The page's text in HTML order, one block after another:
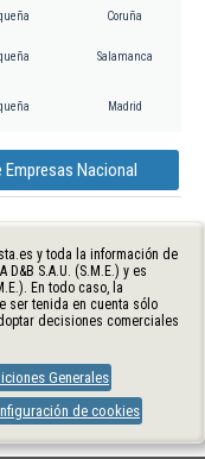
Coruña
Salamanca
Madrid
Empresas Nacional
y toda la información de
S.A.U. (S.M.E.) y es
En todo caso, la
ser tenida en cuenta sólo
decisiones comerciales
Generales
de cookies